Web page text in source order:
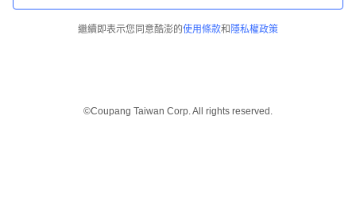
繼續即表示您同意酷澎的使用條款和 隱私權政策
©Coupang Taiwan Corp. All rights reserved.